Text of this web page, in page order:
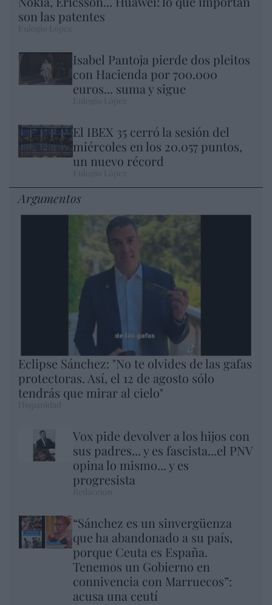
son las patentes
Isabel Pantoja pierde dos pleitos
con Hacienda por 700.000
euros... suma y sigue
El IBEX 35 cerró la sesión del
miércoles en los 20.057 puntos,
un nuevo récord
Argumentos
Eclipse Sánchez: "No te olvides de las gafas
protectoras. Así, el 12 de agosto sólo
tendrás que mirar al cielo"
Vox pide devolver a los hijos con
sus padres... y es fascista...el PNV
opina lo mismo... y es
progresista
“Sánchez es un sinvergüenza
que ha abandonado a su país,
porque Ceuta es España.
Tenemos un Gobierno en
connivencia con Marruecos”:
acusa una ceutí